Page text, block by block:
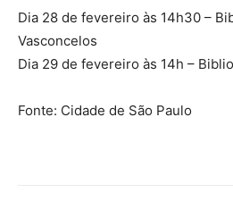
Dia 28 de fevereiro às 14h30 –
Vasconcelos
Dia 29 de fevereiro às 14h –
Fonte: Cidade de São Paulo